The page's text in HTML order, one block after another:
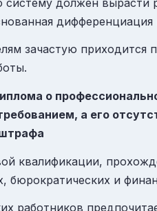
зачастую приходится
о
а его
квалификации,
и
работников